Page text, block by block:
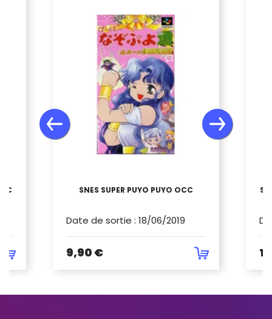
SNES SUPER PUYO PUYO OCC
Date de sortie : 18/06/2019
9,90 €